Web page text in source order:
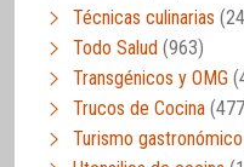
Técnicas culinarias
Todo Salud (963)
Transgénicos y OMG
Trucos de Cocina
Turismo gastronómico